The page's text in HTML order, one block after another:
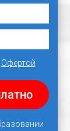
Офертой